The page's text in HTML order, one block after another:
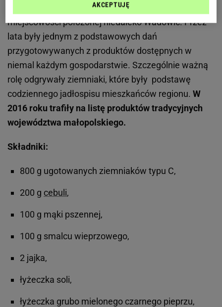
Kładzionki witanowickie wywodzą się z niewielkiej
miejscowości położonej niedaleko Wadowic. Przez
lata były jednym z podstawowych dań
przygotowywanych z produktów dostępnych w
niemal każdym gospodarstwie. Szczególnie ważną
rolę odgrywały ziemniaki, które były podstawę
codziennego jadłospisu mieszkańców regionu. W
2016 roku trafiły na listę produktów tradycyjnych
województwa małopolskiego.
Składniki:
800 g ugotowanych ziemniaków typu C,
200 g cebuli,
100 g mąki pszennej,
100 g smalcu wieprzowego,
2 jajka,
łyżeczka soli,
łyżeczka grubo mielonego czarnego pieprzu,
AKCEPTUJĘ